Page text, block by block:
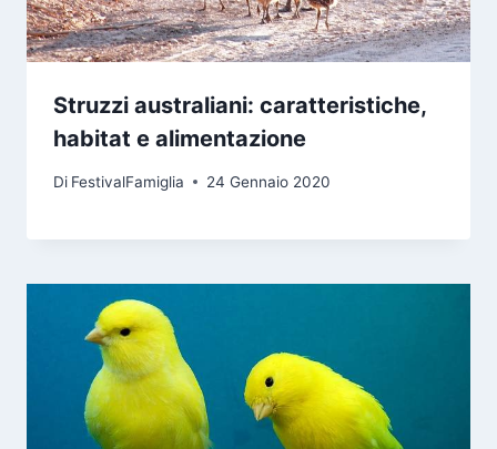
Struzzi australiani: caratteristiche,
habitat e alimentazione
Di FestivalFamiglia 24 Gennaio 2020